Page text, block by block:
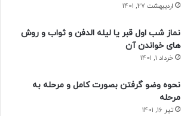
اردیبهشت 27, 1401
نماز شب اول قبر یا لیله الدفن و ثواب و روش
های خواندن آن
خرداد 1, 1401
نحوه وضو گرفتن بصورت کامل و مرحله به
مرحله
تیر 16, 1401